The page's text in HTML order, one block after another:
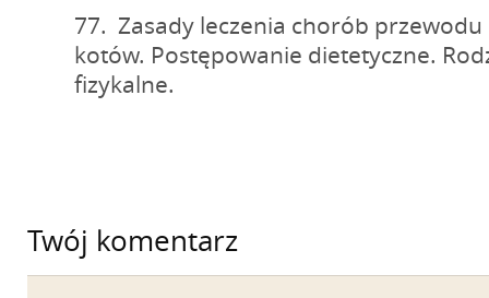
77. Zasady leczenia chorób
kotów. Postępowanie dietetyczne.
fizykalne.
Twój komentarz